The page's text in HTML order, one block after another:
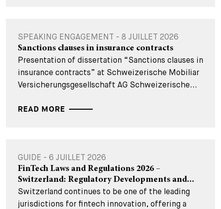
SPEAKING ENGAGEMENT - 8 JUILLET 2026
Sanctions clauses in insurance contracts
Presentation of dissertation “Sanctions clauses in
insurance contracts” at Schweizerische Mobiliar
Versicherungsgesellschaft AG Schweizerische...
READ MORE
GUIDE - 6 JUILLET 2026
FinTech Laws and Regulations 2026 –
Switzerland: Regulatory Developments and...
Switzerland continues to be one of the leading
jurisdictions for fintech innovation, offering a